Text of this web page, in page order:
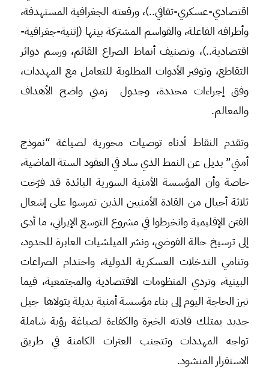
اقتصادي-عسكري-ثقافي..)، ورقعته الجغرافية المستهدفة،
وأطرافه الفاعلة، والقواسم المشتركة بينها (إثنية-جغرافية-
اقتصادية..)، وتصنيف أنماط الصراع القائم، ورسم دوائر
التقاطع، وتوفير الأدوات المطلوبة للتعامل مع المهددات،
وفق إجراءات محددة، وجدول زمني واضح الأهداف
والمعالم.
وتقدم النقاط أدناه توصيات محورية لصياغة “نموذج
أمني” بديل عن النمط الذي ساد في العقود الستة الماضية،
خاصة وأن المؤسسة الأمنية السورية البائدة قد فرّخت
ثلاثة أجيال من القادة الأمنيين الذين تمرسوا على إشعال
الفتن الإقليمية وانخرطوا في مشروع التوسع الإيراني، ما أدى
إلى ترسيخ حالة الفوضى، ونشر الميلشيات العابرة للحدود،
وتنامي التدخلات العسكرية الدولية، واحتدام الصراعات
البينية، وتردي المنظومات الاقتصادية والمجتمعية، فيما
تبرز الحاجة اليوم إلى بناء مؤسسة أمنية بديلة يتولاها جيل
جديد يمتلك قادته الخبرة والكفاءة لصياغة رؤية شاملة
تواجه المهددات وتتجنب العثرات الكامنة في طريق
الاستقرار المنشود.